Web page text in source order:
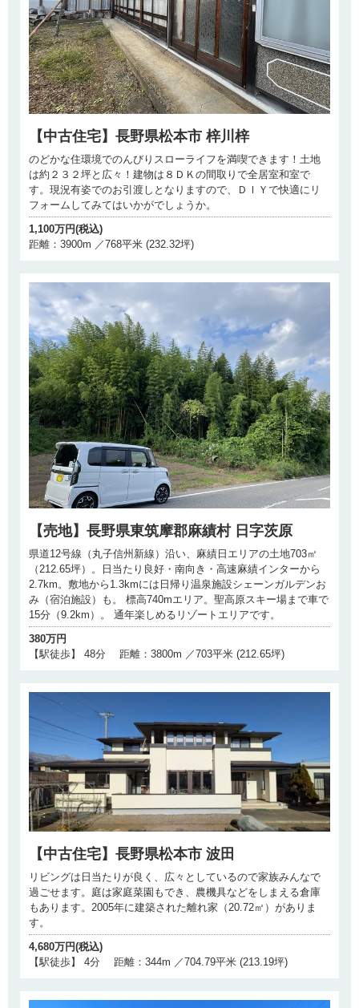
【中古住宅】長野県松本市 梓川梓
のどかな住環境でのんびりスローライフを満喫できます！土地
は約２３２坪と広々！建物は８ＤＫの間取りで全居室和室で
す。現況有姿でのお引渡しとなりますので、ＤＩＹで快適にリ
フォームしてみてはいかがでしょうか。
1,100万円(税込)
距離：3900m ／768平米 (232.32坪)
【売地】長野県東筑摩郡麻績村 日字茨原
県道12号線（丸子信州新線）沿い、麻績日エリアの土地703㎡
（212.65坪）。日当たり良好・南向き・高速麻績インターから
2.7km。敷地から1.3kmには日帰り温泉施設シェーンガルデンお
み（宿泊施設）も。 標高740mエリア。聖高原スキー場まで車で
15分（9.2km）。 通年楽しめるリゾートエリアです。
380万円
【駅徒歩】 48分 距離：3800m ／703平米 (212.65坪)
【中古住宅】長野県松本市 波田
リビングは日当たりが良く、広々としているので家族みんなで
過ごせます。庭は家庭菜園もでき、農機具などをしまえる倉庫
もあります。2005年に建築された離れ家（20.72㎡）がありま
す。
4,680万円(税込)
【駅徒歩】 4分 距離：344m ／704.79平米 (213.19坪)